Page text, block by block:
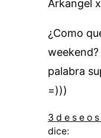
Arkangel
¿Como
palabra
=)))
3 d e s e o
dice: